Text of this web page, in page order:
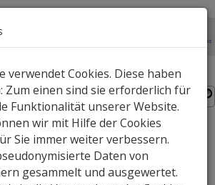
Schneider.
verwendet Cookies. Diese haben
Zum einen sind sie erforderlich für
Funktionalität unserer Website.
wir mit Hilfe der Cookies
Sie immer weiter verbessern.
Daten von
gesammelt und ausgewertet.